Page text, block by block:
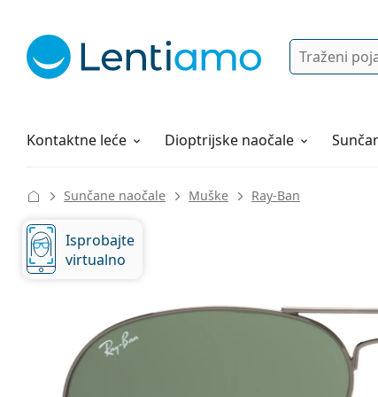
Pretraga
Kontaktne leće
Otopine za leće Dioptrijske naočale
Sve o kupovini
Sunčane naočale Muške Ray-Ban
Isprobajte
virtualno